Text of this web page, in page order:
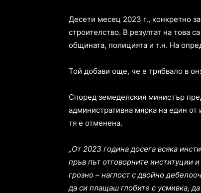
Десети месец 2023 г., конкретно
строителство. В резултат на това
общината, полицията и т.н. На
Той добави още, че е трябвало в
Според земеделския министър
административна мярка на един
тя е отменена.
„От 2023 година досега всяка
пръв път отговорните институции
грозно – наглост с двойно
да си плащаш глобите с усмивка,